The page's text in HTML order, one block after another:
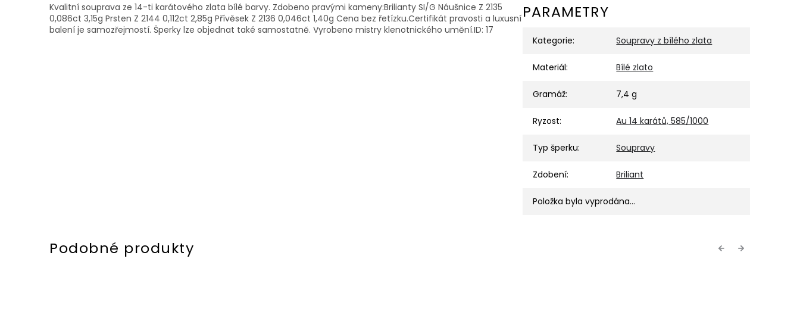
Kvalitní souprava ze 14-ti karátového zlata bílé barvy. Zdobeno pravými kameny:Brilianty SI/G Náušnice Z 2135
0,086ct 3,15g Prsten Z 2144 0,112ct 2,85g Přívěsek Z 2136 0,046ct 1,40g Cena bez řetízku.Certifikát pravosti a luxusní
balení je samozřejmostí. Šperky lze objednat také samostatně. Vyrobeno mistry klenotnického umění.ID: 17
PARAMETRY
Kategorie: Soupravy z bílého zlata
Materiál: Bílé zlato
Gramáž: 7,4 g
Ryzost: Au 14 karátů, 585/1000
Typ šperku: Soupravy
Zdobení: Briliant
Položka byla vyprodána…
Previous
Next